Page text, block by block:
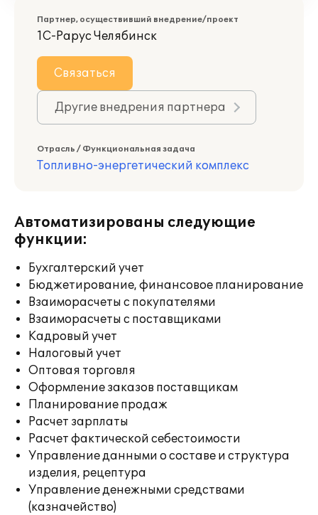
Партнер, осуществивший внедрение/проект
1С-Рарус Челябинск
Связаться
Другие внедрения партнера
Отрасль / Функциональная задача
Топливно-энергетический комплекс
Автоматизированы следующие
функции:
Бухгалтерский учет
Бюджетирование, финансовое планирование
Взаиморасчеты с покупателями
Взаиморасчеты с поставщиками
Кадровый учет
Налоговый учет
Оптовая торговля
Оформление заказов поставщикам
Планирование продаж
Расчет зарплаты
Расчет фактической себестоимости
Управление данными о составе и структура
изделия, рецептура
Управление денежными средствами
(казначейство)